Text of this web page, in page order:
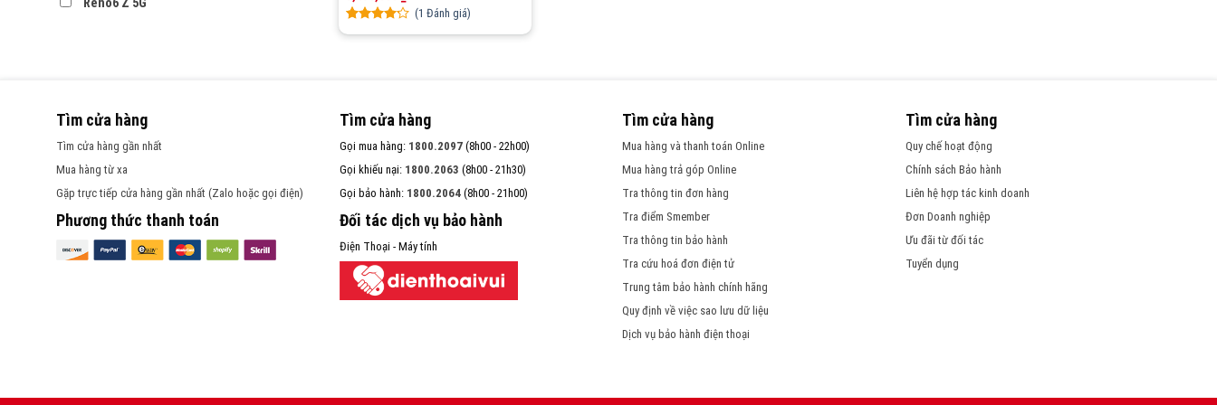
Rated
1
rating
(1 Đánh giá)
Tìm cửa hàng
Tìm cửa hàng gần nhất
Mua hàng từ xa
Gặp trực tiếp cửa hàng gần nhất (Zalo hoặc gọi điện)
Phương thức thanh toán
Tìm cửa hàng
Gọi mua hàng: 1800.2097(8h00 - 22h00)
Gọi khiếu nại: 1800.2063 (8h00 - 21h30)
Gọi bảo hành: 1800.2064(8h00 - 21h00)
Đối tác dịch vụ bảo hành
Điện Thoại - Máy tính
Tìm cửa hàng
Mua hàng và thanh toán Online
Mua hàng trả góp Online
Tra thông tin đơn hàng
Tra điểm Smember
Tra thông tin bảo hành
Tra cứu hoá đơn điện tử
Trung tâm bảo hành chính hãng
Quy định về việc sao lưu dữ liệu
Dịch vụ bảo hành điện thoại
Tìm cửa hàng
Quy chế hoạt động
Chính sách Bảo hành
Liên hệ hợp tác kinh doanh
Đơn Doanh nghiệp
Ưu đãi từ đối tác
Tuyển dụng